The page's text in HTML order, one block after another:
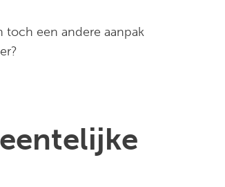
toch een andere aanpak